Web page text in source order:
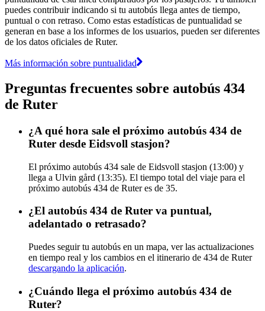
puedes contribuir indicando si tu autobús llega antes de tiempo,
puntual o con retraso. Como estas estadísticas de puntualidad se
generan en base a los informes de los usuarios, pueden ser diferentes
de los datos oficiales de Ruter.
Más información sobre puntualidad
Preguntas frecuentes sobre autobús 434
de Ruter
¿A qué hora sale el próximo autobús 434 de
Ruter desde Eidsvoll stasjon?
El próximo autobús 434 sale de Eidsvoll stasjon (13:00) y
llega a Ulvin gård (13:35). El tiempo total del viaje para el
próximo autobús 434 de Ruter es de 35.
¿El autobús 434 de Ruter va puntual,
adelantado o retrasado?
Puedes seguir tu autobús en un mapa, ver las actualizaciones
en tiempo real y los cambios en el itinerario de 434 de Ruter
descargando la aplicación.
¿Cuándo llega el próximo autobús 434 de
Ruter?